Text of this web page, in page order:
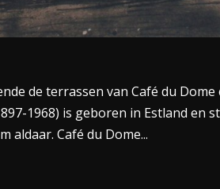
de terrassen van Café du
1968) is geboren in Estland en
aldaar. Café du Dome...